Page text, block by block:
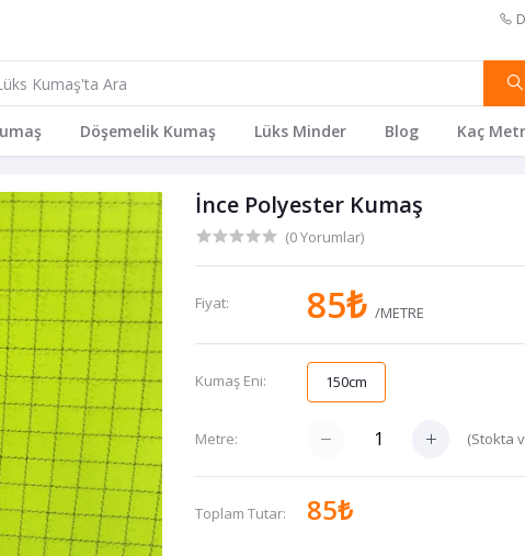
Döşemelik Kumaş Lüks Minder Blog Kaç
İnce Polyester Kumaş
(0 Yorumlar)
Fiyat: 85₺/METRE
Kumaş Eni: 150cm
Metre: (Stokta
Toplam Tutar: 85₺